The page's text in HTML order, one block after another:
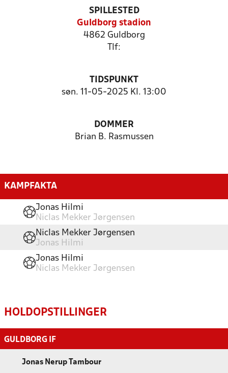
SPILLESTED
Guldborg stadion
4862 Guldborg
Tlf:
TIDSPUNKT
søn. 11-05-2025 Kl. 13:00
DOMMER
Brian B. Rasmussen
KAMPFAKTA
Jonas Hilmi
Niclas Mekker Jørgensen
Niclas Mekker Jørgensen
Jonas Hilmi
Jonas Hilmi
Niclas Mekker Jørgensen
HOLDOPSTILLINGER
GULDBORG IF
Jonas Nerup Tambour